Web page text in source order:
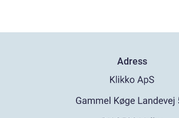
Adress